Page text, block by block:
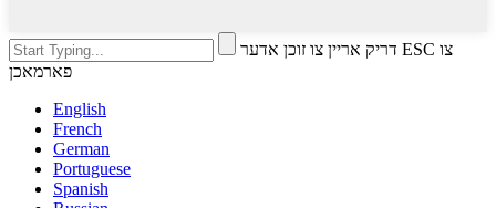
דריק אריין צו זוכן אדער ESC צו
פארמאכן
English
French
German
Portuguese
Spanish